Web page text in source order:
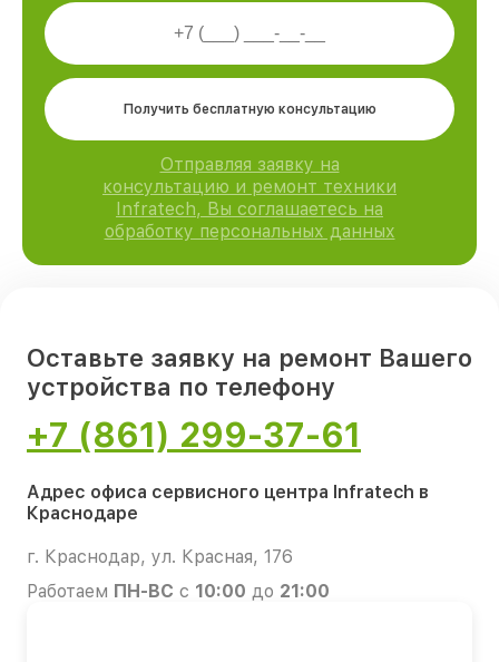
Получить бесплатную консультацию
Отправляя заявку на
консультацию и ремонт техники
Infratech, Вы соглашаетесь на
обработку персональных данных
Оставьте заявку на ремонт Вашего
устройства по телефону
+7 (861) 299-37-61
Адрес офиса сервисного центра Infratech в
Краснодаре
г. Краснодар, ул. Красная, 176
Работаем ПН-ВС с 10:00 до 21:00